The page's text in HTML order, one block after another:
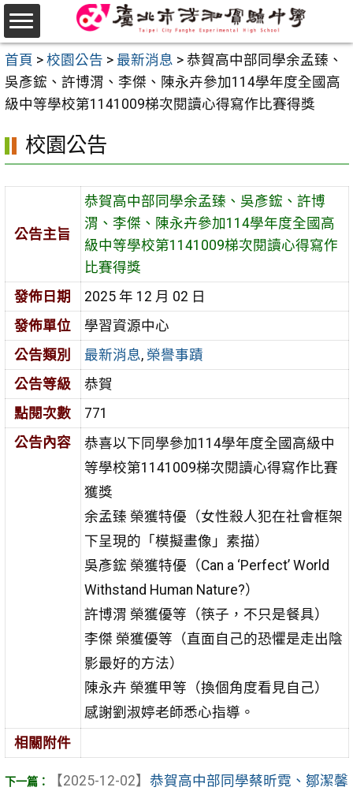
跳
至
主
要
內
首頁 > 校園公告 > 最新消息 > 恭賀高中部同學余孟臻、
吳彥鋐、許博渭、李傑、陳永卉參加114學年度全國高
級中等學校第1141009梯次閱讀心得寫作比賽得獎
校園公告
公告主旨
恭賀高中部同學余孟臻、吳彥鋐、許博
渭、李傑、陳永卉參加114學年度全國高
級中等學校第1141009梯次閱讀心得寫作
比賽得獎
發佈日期
2025 年 12 月 02 日
發佈單位
學習資源中心
公告類別
最新消息, 榮譽事蹟
公告等級
恭賀
點閱次數
771
公告內容
恭喜以下同學參加114學年度全國高級中
等學校第1141009梯次閱讀心得寫作比賽
獲獎
余孟臻 榮獲特優（女性殺人犯在社會框架
下呈現的「模擬畫像」素描）
吳彥鋐 榮獲特優（Can a ‘Perfect’ World
Withstand Human Nature?）
許博渭 榮獲優等（筷子，不只是餐具）
李傑 榮獲優等（直面自己的恐懼是走出陰
影最好的方法）
陳永卉 榮獲甲等（換個角度看見自己）
感謝劉淑婷老師悉心指導。
相關附件
【2025-12-02】 恭賀高中部同學蔡昕霓、鄒潔馨
選
單